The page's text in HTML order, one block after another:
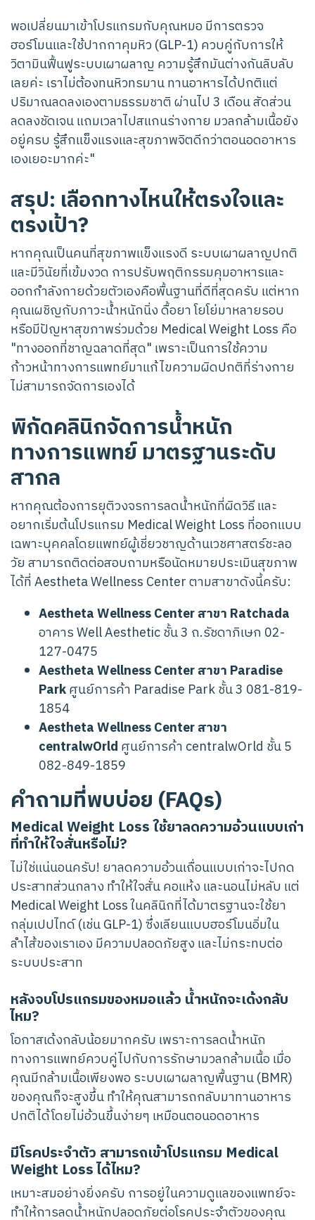
พอเปลี่ยนมาเข้าโปรแกรมกับคุณหมอ มีการตรวจ
ฮอร์โมนและใช้ปากกาคุมหิว (GLP-1) ควบคู่กับการให้
วิตามินฟื้นฟูระบบเผาผลาญ ความรู้สึกมันต่างกันลิบลับ
เลยค่ะ เราไม่ต้องทนหิวทรมาน ทานอาหารได้ปกติแต่
ปริมาณลดลงเองตามธรรมชาติ ผ่านไป 3 เดือน สัดส่วน
ลดลงชัดเจน แถมเวลาไปสแกนร่างกาย มวลกล้ามเนื้อยัง
อยู่ครบ รู้สึกแข็งแรงและสุขภาพจิตดีกว่าตอนอดอาหาร
เองเยอะมากค่ะ"
สรุป: เลือกทางไหนให้ตรงใจและ
ตรงเป้า?
หากคุณเป็นคนที่สุขภาพแข็งแรงดี ระบบเผาผลาญปกติ
และมีวินัยที่เข้มงวด การปรับพฤติกรรมคุมอาหารและ
ออกกำลังกายด้วยตัวเองคือพื้นฐานที่ดีที่สุดครับ แต่หาก
คุณเผชิญกับภาวะน้ำหนักนิ่ง ดื้อยา โยโย่มาหลายรอบ
หรือมีปัญหาสุขภาพร่วมด้วย Medical Weight Loss คือ
"ทางออกที่ชาญฉลาดที่สุด" เพราะเป็นการใช้ความ
ก้าวหน้าทางการแพทย์มาแก้ไขความผิดปกติที่ร่างกาย
ไม่สามารถจัดการเองได้
พิกัดคลินิกจัดการน้ำหนัก
ทางการแพทย์ มาตรฐานระดับ
สากล
หากคุณต้องการยุติวงจรการลดน้ำหนักที่ผิดวิธี และ
อยากเริ่มต้นโปรแกรม Medical Weight Loss ที่ออกแบบ
เฉพาะบุคคลโดยแพทย์ผู้เชี่ยวชาญด้านเวชศาสตร์ชะลอ
วัย สามารถติดต่อสอบถามหรือนัดหมายประเมินสุขภาพ
ได้ที่ Aestheta Wellness Center ตามสาขาดังนี้ครับ:
Aestheta Wellness Center สาขา Ratchada
อาคาร Well Aesthetic ชั้น 3 ถ.รัชดาภิเษก 02-
127-0475
Aestheta Wellness Center สาขา Paradise
Parkศูนย์การค้า Paradise Park ชั้น 3 081-819-
1854
Aestheta Wellness Center สาขา
centralwOrld ศูนย์การค้า centralwOrld ชั้น 5
082-849-1859
คำถามที่พบบ่อย (FAQs)
Medical Weight Loss ใช้ยาลดความอ้วนแบบเก่า
ที่ทำให้ใจสั่นหรือไม่?
ไม่ใช่แน่นอนครับ! ยาลดความอ้วนเถื่อนแบบเก่าจะไปกด
ประสาทส่วนกลาง ทำให้ใจสั่น คอแห้ง และนอนไม่หลับ แต่
Medical Weight Loss ในคลินิกที่ได้มาตรฐานจะใช้ยา
กลุ่มเปปไทด์ (เช่น GLP-1) ซึ่งเลียนแบบฮอร์โมนอิ่มใน
ลำไส้ของเราเอง มีความปลอดภัยสูง และไม่กระทบต่อ
ระบบประสาท
หลังจบโปรแกรมของหมอแล้ว น้ำหนักจะเด้งกลับ
ไหม?
โอกาสเด้งกลับน้อยมากครับ เพราะการลดน้ำหนัก
ทางการแพทย์ควบคู่ไปกับการรักษามวลกล้ามเนื้อ เมื่อ
คุณมีกล้ามเนื้อเพียงพอ ระบบเผาผลาญพื้นฐาน (BMR)
ของคุณก็จะสูงขึ้น ทำให้คุณสามารถกลับมาทานอาหาร
ปกติได้โดยไม่อ้วนขึ้นง่ายๆ เหมือนตอนอดอาหาร
มีโรคประจำตัว สามารถเข้าโปรแกรม Medical
Weight Loss ได้ไหม?
เหมาะสมอย่างยิ่งครับ การอยู่ในความดูแลของแพทย์จะ
ทำให้การลดน้ำหนักปลอดภัยต่อโรคประจำตัวของคุณ